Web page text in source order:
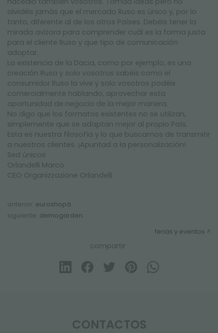
olvidéis jamás que el mercado Ruso es único y, por lo
tanto, diferente al de los otros Países. Debéis tener la
mirada avizora para comprender cuál es la forma justa
para el cliente Ruso y que tipo de comunicación
adoptar.
La existencia de la Dacia, como por ejemplo, es una
creación Rusa y solo vosotros sabéis como el
consumidor Ruso la vive y solo vosotros podéis
comercialmente hablando, aprovechar esta
oportunidad de negocio de la mejor manera.
No digo que los formatos existentes no se utilizan,
simplemente que se adaptan mejor al propio País.
Esta es nuestra filosofía y lo que buscamos de transmitir
a nuestros clientes. ¡Apuntad a la personalización!
Sed únicos
Orlandelli Marco
CEO Organizzazione Orlandelli
anterior: euroshopá
siguiente: demogarden
ferias y eventos
compartir
CONTACTOS